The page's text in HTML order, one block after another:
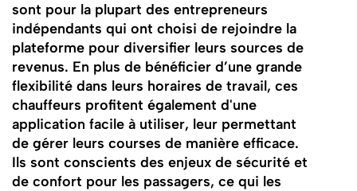
sont pour la plupart des entrepreneurs
indépendants qui ont choisi de rejoindre la
plateforme pour diversifier leurs sources de
revenus. En plus de bénéficier d’une grande
flexibilité dans leurs horaires de travail, ces
chauffeurs profitent également d'une
application facile à utiliser, leur permettant
de gérer leurs courses de manière efficace.
Ils sont conscients des enjeux de sécurité et
de confort pour les passagers, ce qui les